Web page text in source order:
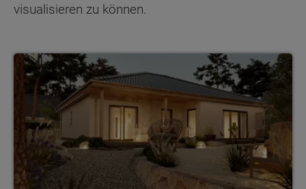
visualisieren zu können.